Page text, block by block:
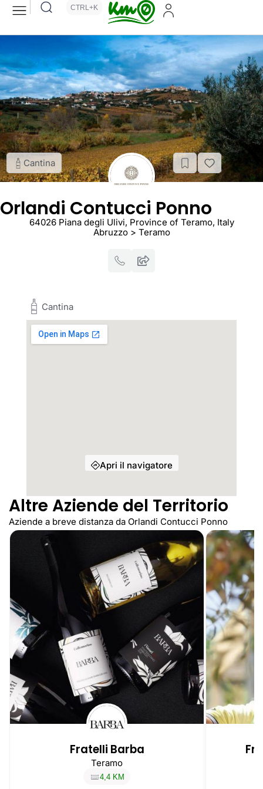
CTRL+K
Cantina
Orlandi Contucci Ponno
64026 Piana degli Ulivi, Province of Teramo, Italy
Abruzzo > Teramo
Cantina
Apri il navigatore
Altre Aziende del Territorio
Aziende a breve distanza da Orlandi Contucci Ponno
Fratelli Barba
Teramo
4,4 KM